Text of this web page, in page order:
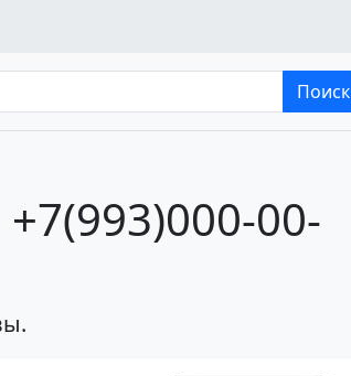
Поиск
00-